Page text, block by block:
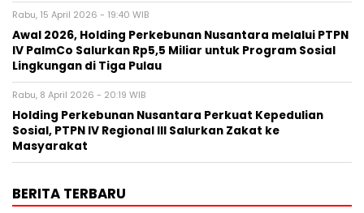
Rabu, 15 April 2026 - 19:40 WIB
Awal 2026, Holding Perkebunan Nusantara melalui PTPN
IV PalmCo Salurkan Rp5,5 Miliar untuk Program Sosial
Lingkungan di Tiga Pulau
Rabu, 8 April 2026 - 20:19 WIB
Holding Perkebunan Nusantara Perkuat Kepedulian
Sosial, PTPN IV Regional III Salurkan Zakat ke
Masyarakat
BERITA TERBARU